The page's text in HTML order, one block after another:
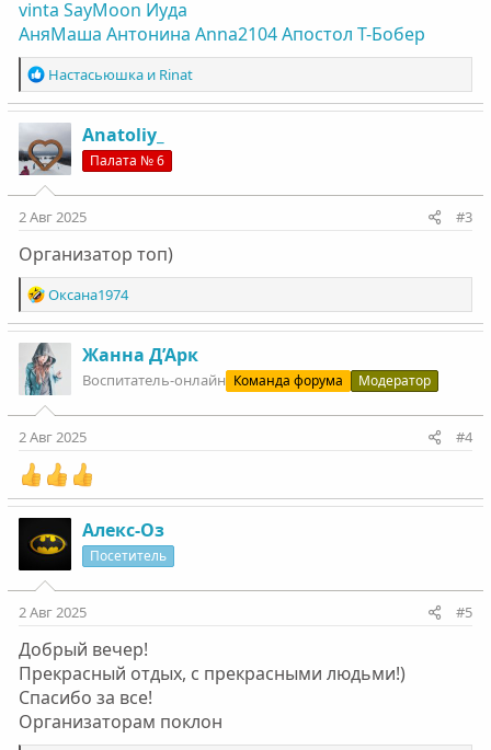
vinta SayMoon Иуда
АняМаша Антонина Anna2104Апостол Т-Бобер
Р
е
а
к
ц
и
и
:
Настасьюшкаи Rinat
Anatoliy_
Палата № 6
2 Авг 2025 #3
Организатор топ)
Р
е
а
к
ц
и
и
:
Оксана1974
Жанна Д’Арк
Воспитатель-онлайн Команда форума Модератор
2 Авг 2025 #4
Алекс-Оз
Посетитель
2 Авг 2025 #5
Добрый вечер!
Прекрасный отдых, с прекрасными людьми!)
Спасибо за все!
Организаторам поклон